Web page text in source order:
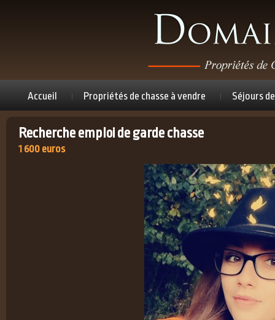
Accueil Propriétés de chasse à vendre Séjours
Recherche emploi de garde chasse
1 600 euros